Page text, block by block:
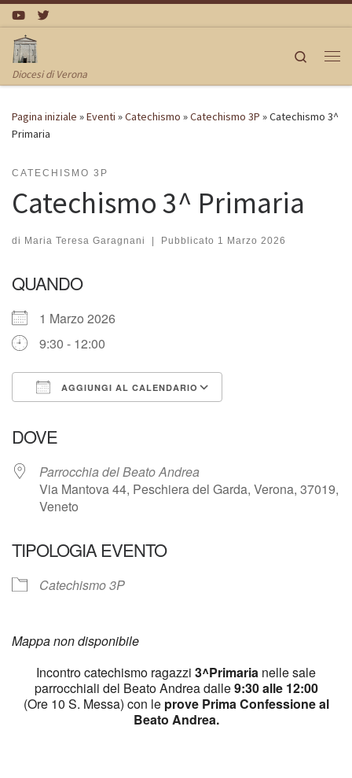
Passa al contenuto
Diocesi di Verona
Search
Pagina iniziale »Eventi »Catechismo »Catechismo 3P »Catechismo 3^
Primaria
CATECHISMO 3P
Catechismo 3^ Primaria
di Maria Teresa Garagnani | Pubblicato 1 Marzo 2026
QUANDO
1 Marzo 2026
9:30 - 12:00
AGGIUNGI AL CALENDARIO
DOVE
Parrocchia del Beato Andrea
Via Mantova 44, Peschiera del Garda, Verona, 37019,
Veneto
TIPOLOGIA EVENTO
Catechismo 3P
Mappa non disponibile
Incontro catechismo ragazzi 3^Primaria nelle sale
parrocchiali del Beato Andrea dalle9:30 alle 12:00
(Ore 10 S. Messa) con le prove Prima Confessione al
Beato Andrea.